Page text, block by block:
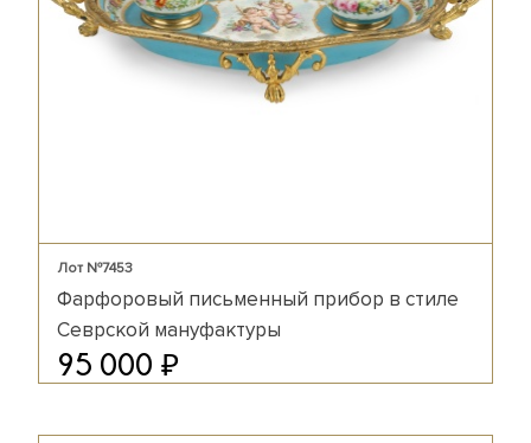
Лот №7453
Фарфоровый письменный прибор в стиле
Севрской мануфактуры
95 000 ₽